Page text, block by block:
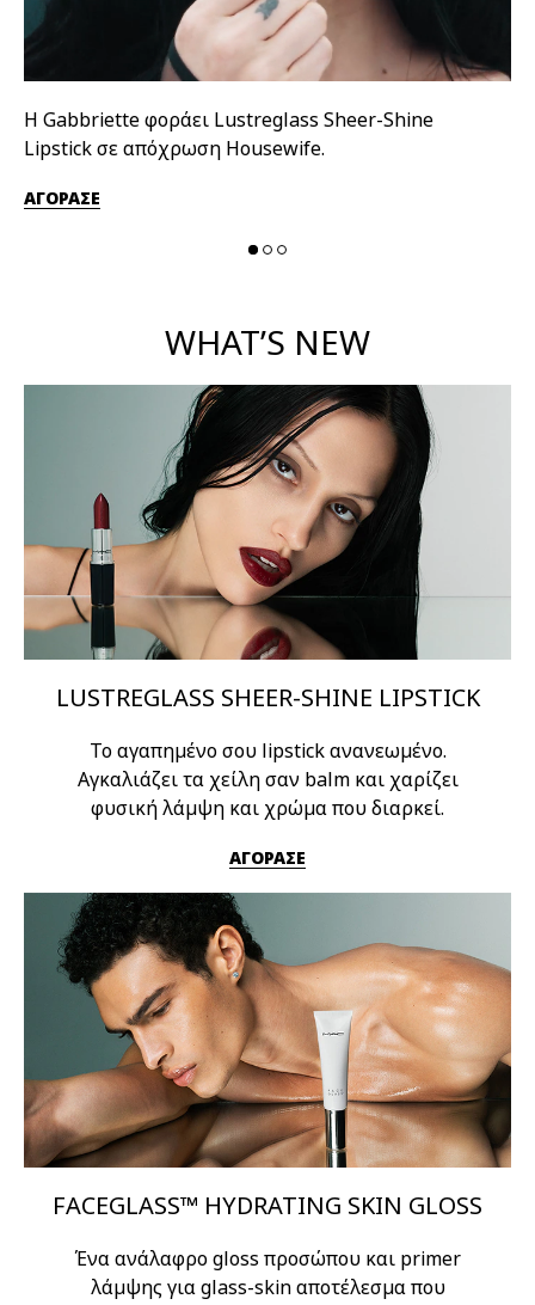
Η Gabbriette φοράει Lustreglass Sheer-Shine
Lipstick σε απόχρωση Housewife.
ΑΓΟΡΑΣΕ
WHAT’S NEW
LUSTREGLASS SHEER-SHINE LIPSTICK
Το αγαπημένο σου lipstick ανανεωμένο.
Αγκαλιάζει τα χείλη σαν balm και χαρίζει
φυσική λάμψη και χρώμα που διαρκεί.
ΑΓΟΡΑΣΕ
FACEGLASS™ HYDRATING SKIN GLOSS
Ένα ανάλαφρο gloss προσώπου και primer
λάμψης για glass-skin αποτέλεσμα που